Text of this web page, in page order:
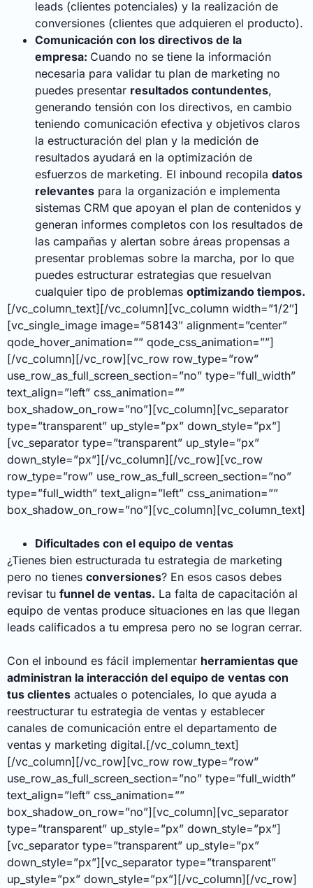
leads (clientes potenciales) y la realización de
conversiones (clientes que adquieren el producto).
Comunicación con los directivos de la
empresa: Cuando no se tiene la información
necesaria para validar tu plan de marketing no
puedes presentar resultados contundentes,
generando tensión con los directivos, en cambio
teniendo comunicación efectiva y objetivos claros
la estructuración del plan y la medición de
resultados ayudará en la optimización de
esfuerzos de marketing. El inbound recopila datos
relevantes para la organización e implementa
sistemas CRM que apoyan el plan de contenidos y
generan informes completos con los resultados de
las campañas y alertan sobre áreas propensas a
presentar problemas sobre la marcha, por lo que
puedes estructurar estrategias que resuelvan
cualquier tipo de problemas optimizando tiempos.
[/vc_column_text][/vc_column][vc_column width=”1/2″]
[vc_single_image image=”58143″ alignment=”center”
qode_hover_animation=”” qode_css_animation=””]
[/vc_column][/vc_row][vc_row row_type=”row”
use_row_as_full_screen_section=”no” type=”full_width”
text_align=”left” css_animation=””
box_shadow_on_row=”no”][vc_column][vc_separator
type=”transparent” up_style=”px” down_style=”px”]
[vc_separator type=”transparent” up_style=”px”
down_style=”px”][/vc_column][/vc_row][vc_row
row_type=”row” use_row_as_full_screen_section=”no”
type=”full_width” text_align=”left” css_animation=””
box_shadow_on_row=”no”][vc_column][vc_column_text]
Dificultades con el equipo de ventas
¿Tienes bien estructurada tu estrategia de marketing
pero no tienes conversiones? En esos casos debes
revisar tu funnel de ventas. La falta de capacitación al
equipo de ventas produce situaciones en las que llegan
leads calificados a tu empresa pero no se logran cerrar.
Con el inbound es fácil implementar herramientas que
administran la interacción del equipo de ventas con
tus clientes actuales o potenciales, lo que ayuda a
reestructurar tu estrategia de ventas y establecer
canales de comunicación entre el departamento de
ventas y marketing digital.[/vc_column_text]
[/vc_column][/vc_row][vc_row row_type=”row”
use_row_as_full_screen_section=”no” type=”full_width”
text_align=”left” css_animation=””
box_shadow_on_row=”no”][vc_column][vc_separator
type=”transparent” up_style=”px” down_style=”px”]
[vc_separator type=”transparent” up_style=”px”
down_style=”px”][vc_separator type=”transparent”
up_style=”px” down_style=”px”][/vc_column][/vc_row]